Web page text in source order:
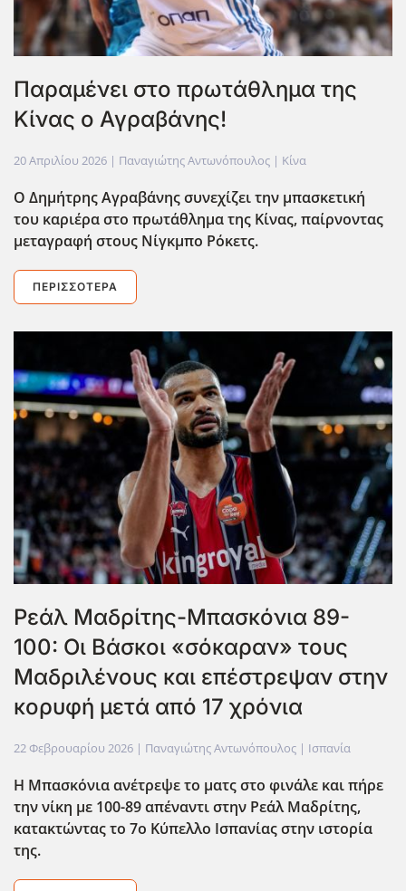
Παραμένει στο πρωτάθλημα της
Κίνας ο Αγραβάνης!
20 Απριλίου 2026 | Παναγιώτης Αντωνόπουλος | Κίνα
Ο Δημήτρης Αγραβάνης συνεχίζει την μπασκετική
του καριέρα στο πρωτάθλημα της Κίνας, παίρνοντας
μεταγραφή στους Νίγκμπο Ρόκετς.
ΠΕΡΙΣΣΌΤΕΡΑ
Ρεάλ Μαδρίτης-Μπασκόνια 89-
100: Οι Βάσκοι «σόκαραν» τους
Μαδριλένους και επέστρεψαν στην
κορυφή μετά από 17 χρόνια
22 Φεβρουαρίου 2026 | Παναγιώτης Αντωνόπουλος | Ισπανία
Η Μπασκόνια ανέτρεψε το ματς στο φινάλε και πήρε
την νίκη με 100-89 απέναντι στην Ρεάλ Μαδρίτης,
κατακτώντας το 7ο Κύπελλο Ισπανίας στην ιστορία
της.